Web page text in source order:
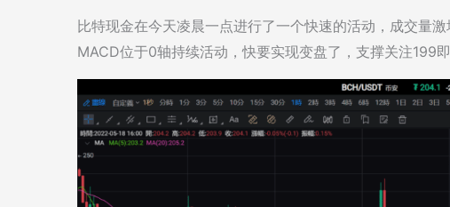
比特现金在今天凌晨一点进行了一个快速的活动，成交量
MACD位于0轴持续活动，快要实现变盘了，支撑关注199